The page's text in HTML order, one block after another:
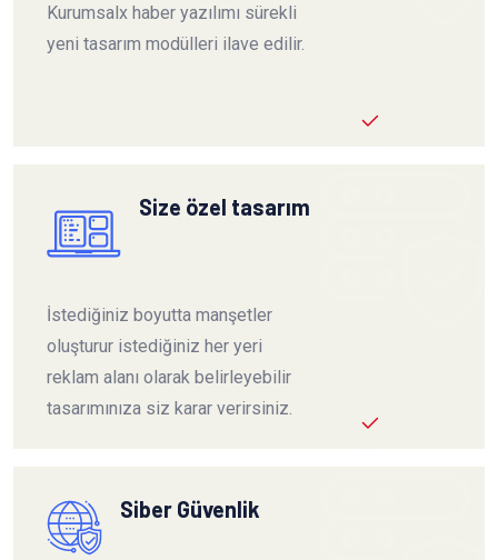
Kurumsalx haber yazılımı sürekli
yeni tasarım modülleri ilave edilir.
Size özel tasarım
İstediğiniz boyutta manşetler
oluşturur istediğiniz her yeri
reklam alanı olarak belirleyebilir
tasarımınıza siz karar verirsiniz.
Siber Güvenlik